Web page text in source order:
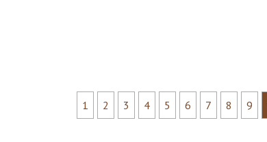
1 2 3 4 5 6 7 8 9